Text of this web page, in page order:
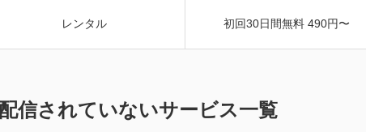
レンタル 初回30日間無料 490円〜
信されていないサービス一覧